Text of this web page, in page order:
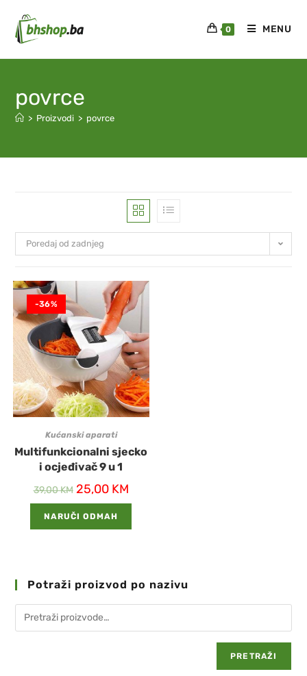
0 MENU
povrce
> Proizvodi > povrce
Poredaj od zadnjeg
-36%
Kućanski aparati
Multifunkcionalni sjecko
i ocjeđivač 9 u 1
39,00KM 25,00 KM
NARUČI ODMAH
Potraži proizvod po nazivu
PRETRAŽI